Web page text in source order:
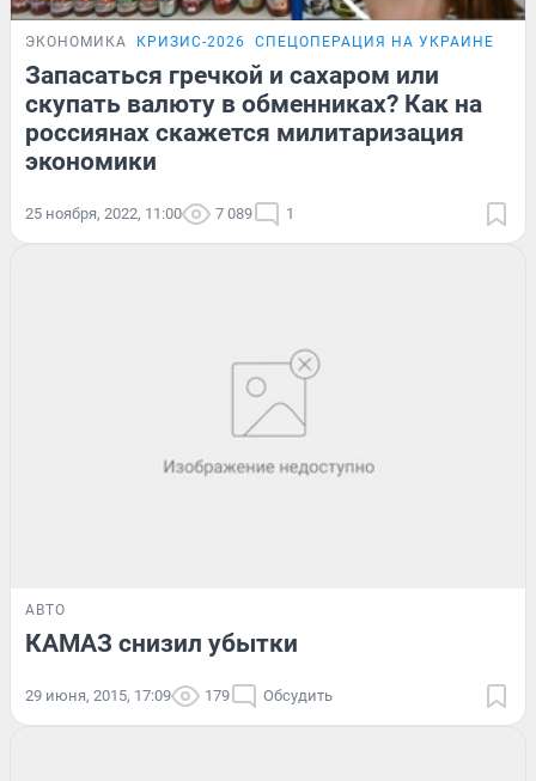
ЭКОНОМИКА КРИЗИС-2026 СПЕЦОПЕРАЦИЯ НА УКРАИНЕ
Запасаться гречкой и сахаром или
скупать валюту в обменниках? Как на
россиянах скажется милитаризация
экономики
25 ноября, 2022, 11:00 7 089 1
АВТО
КАМАЗ снизил убытки
29 июня, 2015, 17:09 179 Обсудить